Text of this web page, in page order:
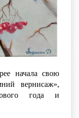
начала свою
вернисаж»,
года и